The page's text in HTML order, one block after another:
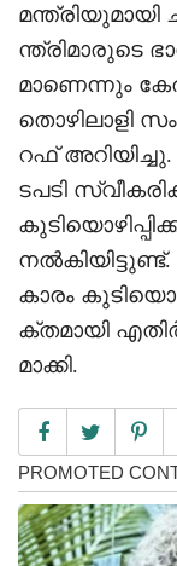
മന്ത്രിയുമായി
ന്ത്രിമാരുടെ
മാണെന്നും
തൊഴിലാളി
റഫ്
ടപടി
കാരം
ക്തമായി
മാക്കി.